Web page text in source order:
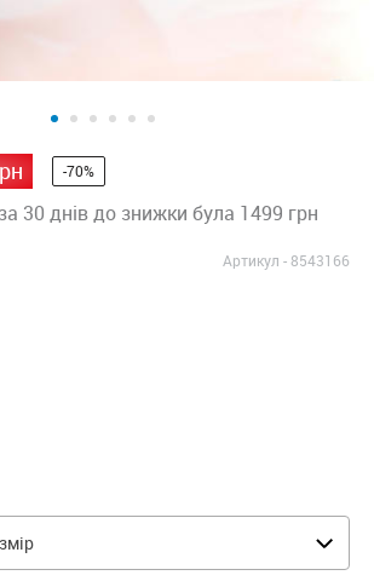
-70%
30 днів до знижки була 1499 грн
Артикул -8543166